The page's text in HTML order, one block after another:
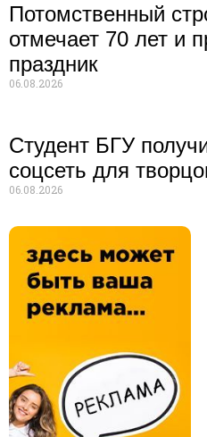
Потомственный
отмечает 70 лет и
праздник
06.08.2026
Студент БГУ
соцсеть для
06.08.2026